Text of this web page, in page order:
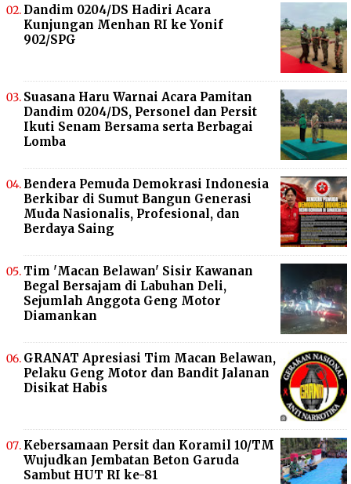
Dandim 0204/DS Hadiri Acara
Kunjungan Menhan RI ke Yonif
902/SPG
Suasana Haru Warnai Acara Pamitan
Dandim 0204/DS, Personel dan Persit
Ikuti Senam Bersama serta Berbagai
Lomba
Bendera Pemuda Demokrasi Indonesia
Berkibar di Sumut Bangun Generasi
Muda Nasionalis, Profesional, dan
Berdaya Saing
Tim 'Macan Belawan' Sisir Kawanan
Begal Bersajam di Labuhan Deli,
Sejumlah Anggota Geng Motor
Diamankan
GRANAT Apresiasi Tim Macan Belawan,
Pelaku Geng Motor dan Bandit Jalanan
Disikat Habis
Kebersamaan Persit dan Koramil 10/TM
Wujudkan Jembatan Beton Garuda
Sambut HUT RI ke-81